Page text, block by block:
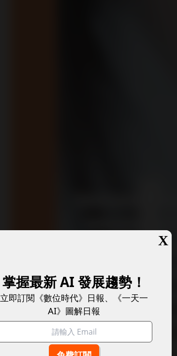
X
掌握最新 AI 發展趨勢！
立即訂閱《數位時代》日報、《一天一
AI》圖解日報